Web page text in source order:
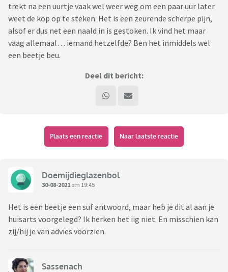
trekt na een uurtje vaak wel weer weg om een paar uur later
weet de kop op te steken. Het is een zeurende scherpe pijn,
alsof er dus net een naald in is gestoken. Ik vind het maar
vaag allemaal… iemand hetzelfde? Ben het inmiddels wel
een beetje beu.
Deel dit bericht:
Plaats een reactie Naar laatste reactie
Doemijdieglazenbol
30-08-2021 om 19:45
Het is een beetje een suf antwoord, maar heb je dit al aan je
huisarts voorgelegd? Ik herken het iig niet. En misschien kan
zij/hij je van advies voorzien.
Sassenach